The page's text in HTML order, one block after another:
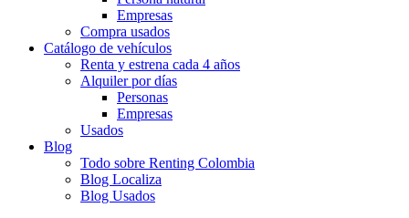
Empresas
Compra usados
Catálogo de vehículos
Renta y estrena cada 4 años
Alquiler por días
Personas
Empresas
Usados
Blog
Todo sobre Renting Colombia
Blog Localiza
Blog Usados